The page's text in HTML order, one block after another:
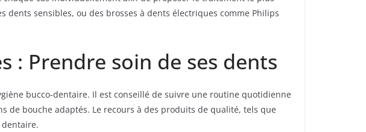
sensibles, ou des brosses à dents électriques comme Philips
: Prendre soin de ses dents
bucco-dentaire. Il est conseillé de suivre une routine quotidienne
de bouche adaptés. Le recours à des produits de qualité, tels que